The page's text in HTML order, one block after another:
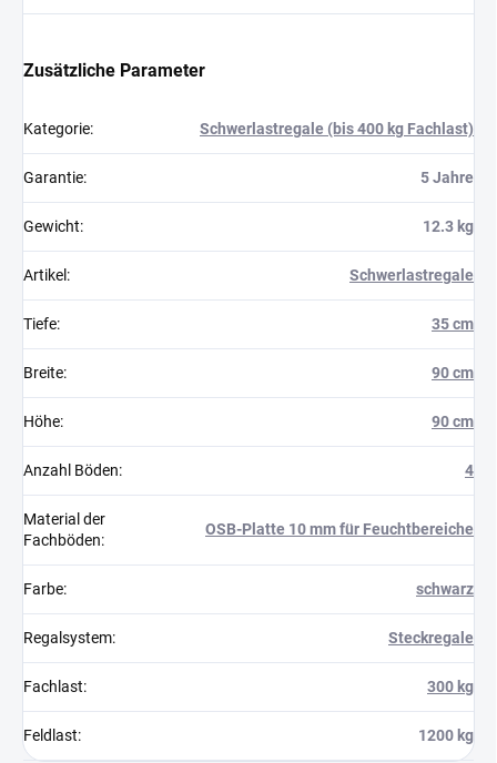
Zusätzliche Parameter
Kategorie: Schwerlastregale (bis 400 kg Fachlast)
Garantie: 5 Jahre
Gewicht: 12.3 kg
Artikel : Schwerlastregale
Tiefe: 35 cm
Breite: 90 cm
Höhe: 90 cm
Anzahl Böden: 4
Material der
Fachböden:
OSB-Platte 10 mm für Feuchtbereiche
Farbe: schwarz
Regalsystem: Steckregale
Fachlast: 300 kg
Feldlast: 1200 kg